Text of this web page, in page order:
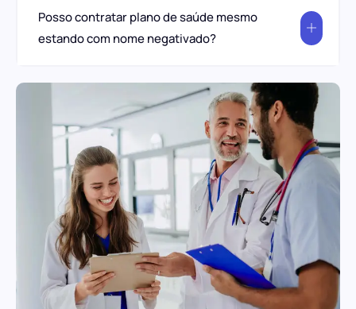
Posso contratar plano de saúde mesmo
estando com nome negativado?